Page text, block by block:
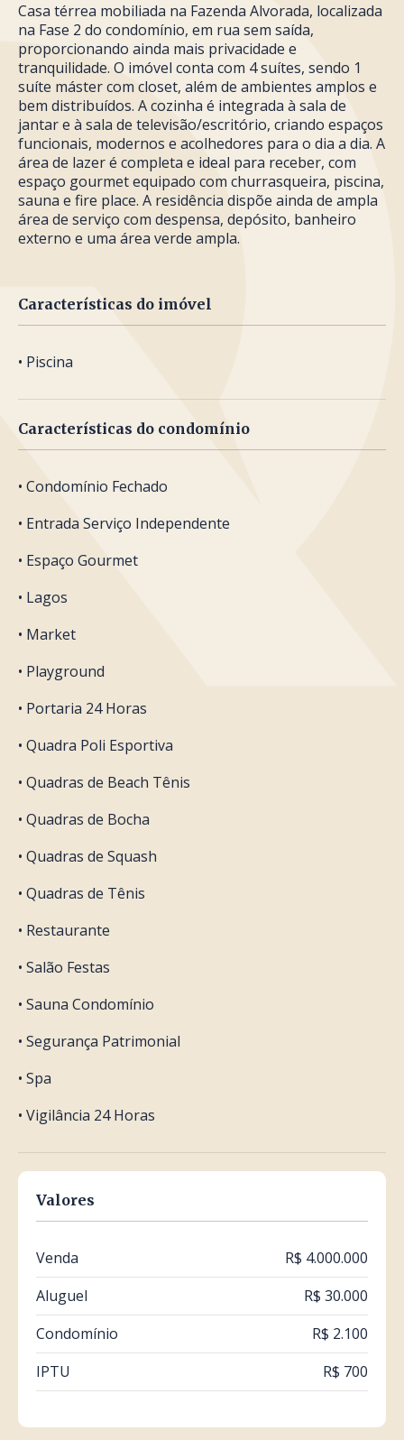
Casa térrea mobiliada na Fazenda Alvorada, localizada
na Fase 2 do condomínio, em rua sem saída,
proporcionando ainda mais privacidade e
tranquilidade. O imóvel conta com 4 suítes, sendo 1
suíte máster com closet, além de ambientes amplos e
bem distribuídos. A cozinha é integrada à sala de
jantar e à sala de televisão/escritório, criando espaços
funcionais, modernos e acolhedores para o dia a dia. A
área de lazer é completa e ideal para receber, com
espaço gourmet equipado com churrasqueira, piscina,
sauna e fire place. A residência dispõe ainda de ampla
área de serviço com despensa, depósito, banheiro
externo e uma área verde ampla.
Características do imóvel
• Piscina
Características do condomínio
• Condomínio Fechado
• Entrada Serviço Independente
• Espaço Gourmet
• Lagos
• Market
• Playground
• Portaria 24 Horas
• Quadra Poli Esportiva
• Quadras de Beach Tênis
• Quadras de Bocha
• Quadras de Squash
• Quadras de Tênis
• Restaurante
• Salão Festas
• Sauna Condomínio
• Segurança Patrimonial
• Spa
• Vigilância 24 Horas
Valores
Venda
R$ 4.000.000
Aluguel
R$ 30.000
Condomínio
R$ 2.100
IPTU
R$ 700